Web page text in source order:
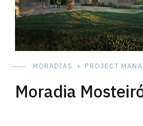
MORADIAS PROJECT
Moradia